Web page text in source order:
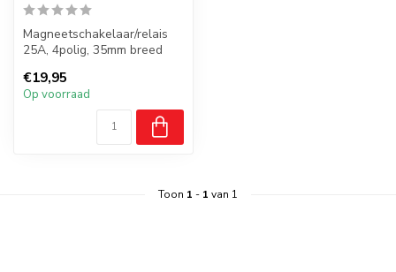
Magneetschakelaar/relais
25A, 4polig, 35mm breed
verschi...
€19,95
Op voorraad
Toon 1 - 1 van 1